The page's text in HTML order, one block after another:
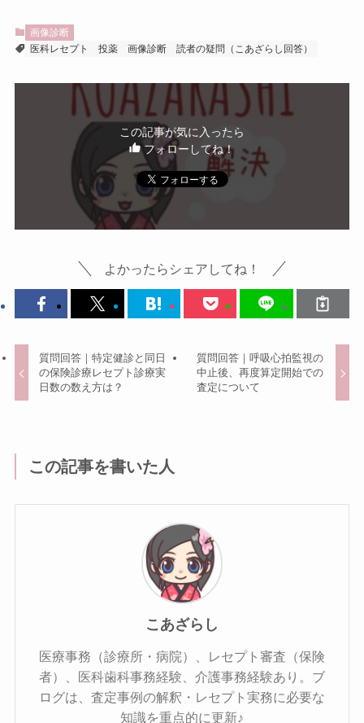
画像診断
医科レセプト
投薬 画像診断 読者の疑問（こあざらし回答）
この記事が気に入ったら
フォローしてね！
よかったらシェアしてね！
質問回答｜特定健診と同日
の保険診療レセプト診療実
日数の数え方は？
質問回答｜呼吸心拍監視の
中止後、再度算定開始での
査定について
この記事を書いた人
こあざらし
医療事務（診療所・病院）、レセプト審査（保険
者）、医科歯科事務経験、介護事務経験あり。ブ
ログは、査定事例の解釈・レセプト実務に必要な
知識を重点的に更新♪